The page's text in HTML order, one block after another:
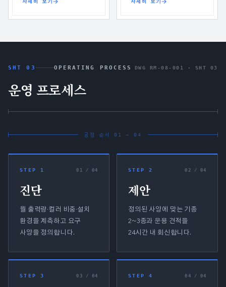
자세히 보기 자세히 보기
SHT 03 OPERATING PROCESS DWG RM-08-001 · SHT 03
운영 프로세스
공정 순서 01 → 04
STEP 1 0 1 / 04
진단
월 출력량·컬러 비중·설치
환경을 계측하고 요구
사양을 정의합니다.
STEP 2 0 2 / 04
제안
정의된 사양에 맞는 기종
2~3종과 운용 견적을
24시간 내 회신합니다.
STEP 3 0 3 / 04 STEP 4 0 4 / 04